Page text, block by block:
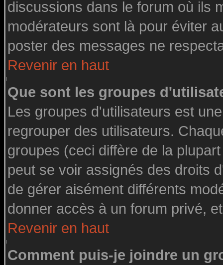
discussions dans le forum où ils
modérateurs sont là pour éviter
poster des messages ne
Revenir en haut
Que sont les groupes
Les groupes d'utilisateurs est
regrouper des utilisateurs.
groupes (ceci diffère de la
peut se voir assignés des droits
de gérer aisément différents
donner accès à un forum privé,
Revenir en haut
Comment puis-je joindre un